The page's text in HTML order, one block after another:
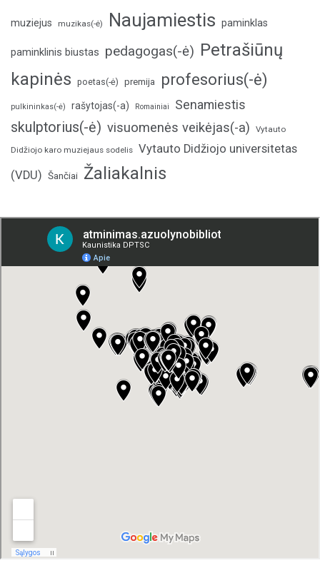
muziejus muzikas(-ė) Naujamiestis paminklas
paminklinis biustas pedagogas(-ė) Petrašiūnų
kapinės poetas(-ė) premija profesorius(-ė)
pulkininkas(-ė) rašytojas(-a) Romainiai Senamiestis
skulptorius(-ė) visuomenės veikėjas(-a) Vytauto
Didžiojo karo muziejaus sodelis Vytauto Didžiojo universitetas
(VDU) Šančiai Žaliakalnis